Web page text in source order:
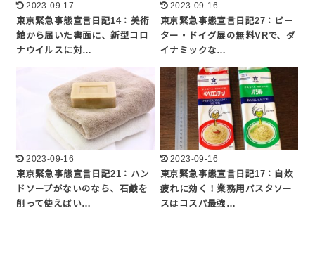
2023-09-17
東京緊急事態宣言日記14：美術
館から届いた書面に、新型コロ
ナウイルスに対…
2023-09-16
東京緊急事態宣言日記27：ピー
ター・ドイグ展の無料VRで、ダ
イナミックな…
2023-09-16
東京緊急事態宣言日記21：ハン
ドソープがないのなら、石鹸を
削って使えばい…
2023-09-16
東京緊急事態宣言日記17：自炊
疲れに効く！業務用パスタソー
スはコスパ最強…